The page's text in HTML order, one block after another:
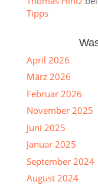
Tipps
April 2026
März 2026
Februar 2026
November 2025
Juni 2025
Januar 2025
September 2024
August 2024